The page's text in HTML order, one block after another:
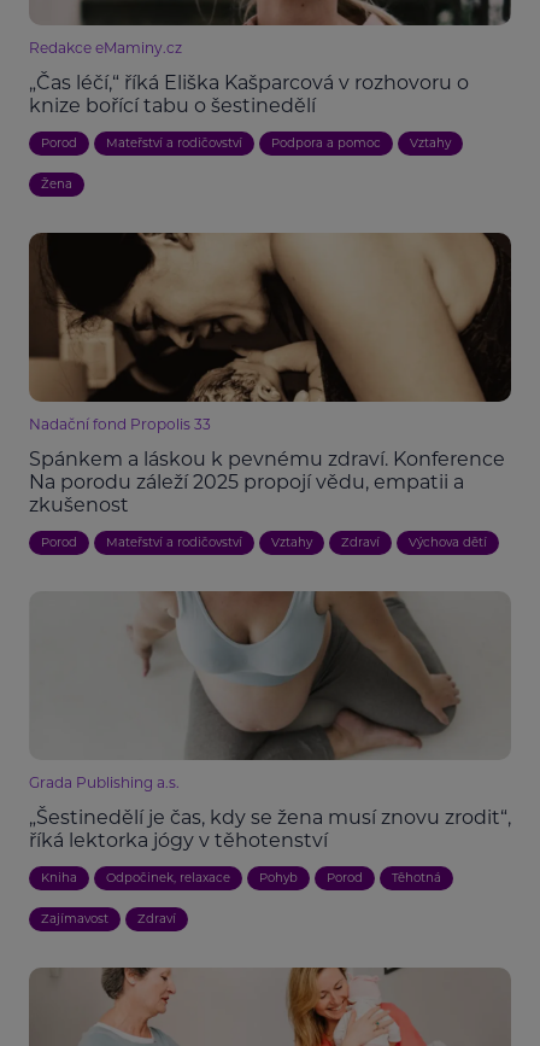
Redakce eMaminy.cz
„Čas léčí,“ říká Eliška Kašparcová v rozhovoru o
knize bořící tabu o šestinedělí
Porod Mateřství a rodičovství Podpora a pomoc Vztahy
Žena
Nadační fond Propolis 33
Spánkem a láskou k pevnému zdraví. Konference
Na porodu záleží 2025 propojí vědu, empatii a
zkušenost
Porod Mateřství a rodičovství Vztahy Zdraví Výchova dětí
Grada Publishing a.s.
„Šestinedělí je čas, kdy se žena musí znovu zrodit“,
říká lektorka jógy v těhotenství
Kniha Odpočinek, relaxace Pohyb Porod Těhotná
Zajímavost Zdraví